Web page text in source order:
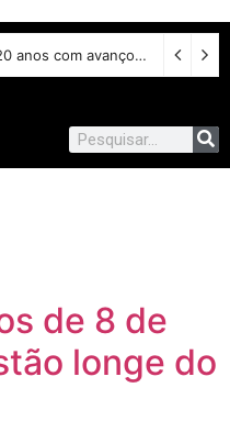
Lei Maria da Penha completa 20 anos com avanços na proteção às mulheres e desafios no combate à violência
de 8 de
longe do